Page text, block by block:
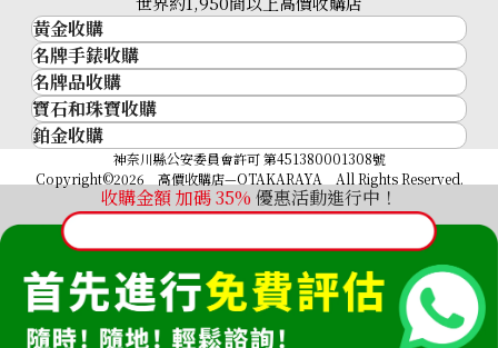
收購金額 加碼35% 優惠活動進行中！
黃金收購
黃金･金條
金條
金幣及銀幣
過去十年黃金價格
金飾
金頸鍊
名牌手錶收購
名牌手錶收購
勞力士 (Rolex)
Patek Philippe
Audemars Piguet
Vacheron Constantin
A. Lange & Söhne
Breguet
名牌品收購
名牌品收購
HERMES
LOUIS VUITTON
CHANEL
卡地亞（Cartier）
CELINE
FENDI
Christian Dior
GUCCI
寶石和珠寶收購
寶石和珠寶
祖母綠
藍寶石
紅寶石
鉑金收購
神奈川縣公安委員會許可 第451380001308號
Copyright©2026 高價收購店—OTAKARAYA All Rights Reserved.